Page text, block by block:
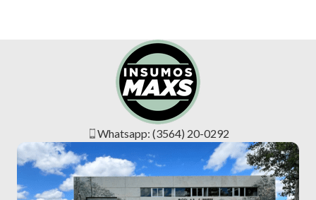
Whatsapp: (3564) 20-0292